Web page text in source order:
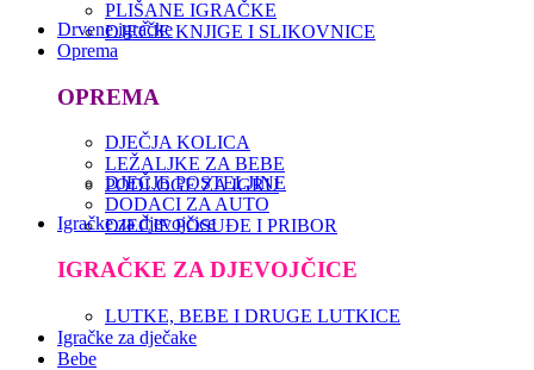
PLIŠANE IGRAČKE
DJEČJE KNJIGE I SLIKOVNICE
Drvene igračke
Oprema
OPREMA
DJEČJA KOLICA
LEŽALJKE ZA BEBE
PODLOGE ZA IGRU
DJEČJE POSTELJINE
DODACI ZA AUTO
DJEČJE POSUĐE I PRIBOR
Igračke za djevojčice
IGRAČKE ZA DJEVOJČICE
LUTKE, BEBE I DRUGE LUTKICE
Igračke za dječake
Bebe